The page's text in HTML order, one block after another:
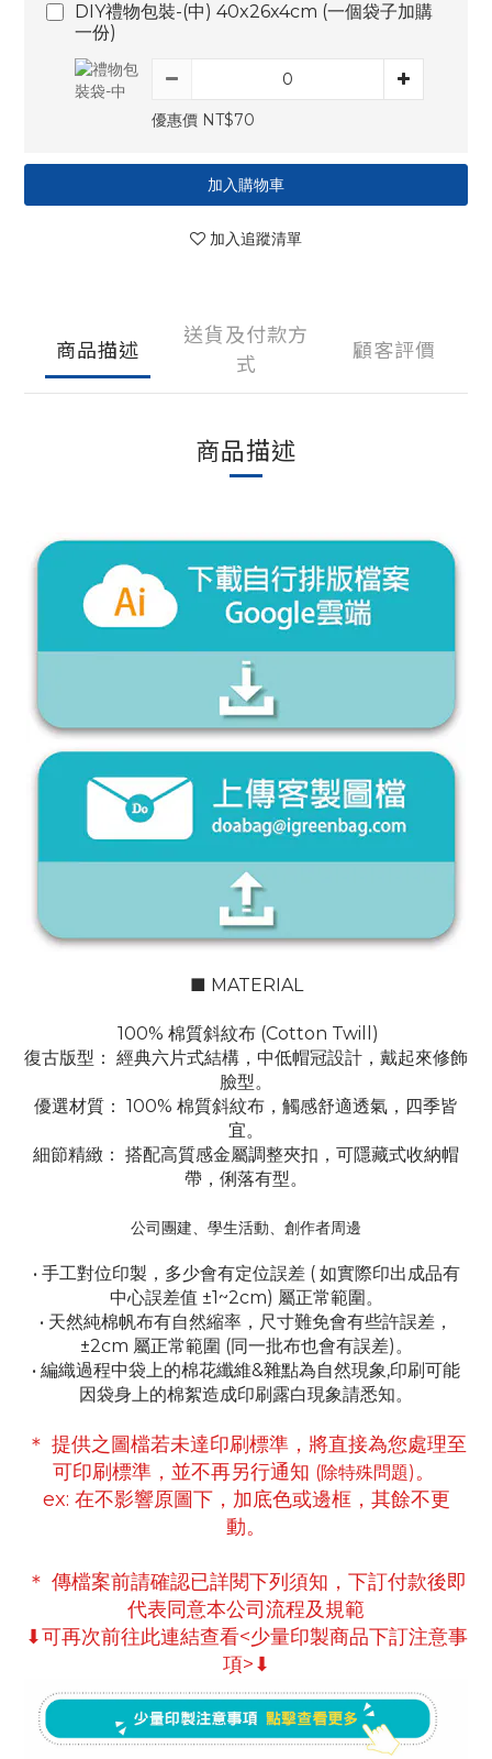
DIY禮物包裝-(中) 40x26x4cm (一個袋子加購
一份)
優惠價 NT$70
加入購物車
加入追蹤清單
商品描述
送貨及付款方
式
顧客評價
商品描述
■ MATERIAL
100% 棉質斜紋布 (Cotton Twill)
復古版型： 經典六片式結構，中低帽冠設計，戴起來修飾
臉型。
優選材質： 100% 棉質斜紋布，觸感舒適透氣，四季皆
宜。
細節精緻： 搭配高質感金屬調整夾扣，可隱藏式收納帽
帶，俐落有型。
公司團建、學生活動、創作者周邊
• 手工對位印製，多少會有定位誤差 ( 如實際印出成品有
中心誤差值 ±1~2cm) 屬正常範圍。
• 天然純棉帆布有自然縮率，尺寸難免會有些許誤差，
±2cm 屬正常範圍 (同一批布也會有誤差)。
• 編織過程中袋上的棉花纖維&雜點為自然現象,印刷可能
因袋身上的棉絮造成印刷露白現象請悉知。
＊ 提供之圖檔若未達印刷標準，將直接為您處理至
可印刷標準，並不再另行通知 (除特殊問題)。
ex: 在不影響原圖下， 加底色或邊框， 其餘不更
動。
＊ 傳檔案前請確認已詳閱下列須知，下訂付款後即
代表同意本公司流程及規範
⬇可再次前往此連結查看<少量印製商品下訂注意事
項>⬇